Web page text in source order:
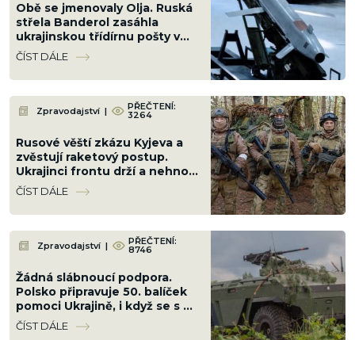
Obě se jmenovaly Olja. Ruská
střela Banderol zasáhla
ukrajinskou třídírnu pošty v
Pavlogradu a zabila dvě
poštovní úřednice
ČÍST DÁLE
Zpravodajství | PŘEČTENÍ:
3264
Rusové věští zkázu Kyjeva a
zvěstují raketový postup.
Ukrajinci frontu drží a nehnou
se ani o metr
ČÍST DÁLE
Zpravodajství | PŘEČTENÍ:
8746
Žádná slábnoucí podpora.
Polsko připravuje 50. balíček
pomoci Ukrajině, i když se s ní
hádá kvůli Banderovi
ČÍST DÁLE